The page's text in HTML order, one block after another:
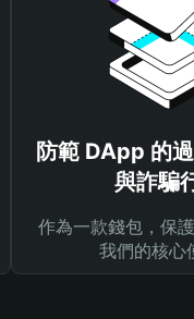
防範 DApp 的
與詐騙
作為一款錢包，保
我們的核心